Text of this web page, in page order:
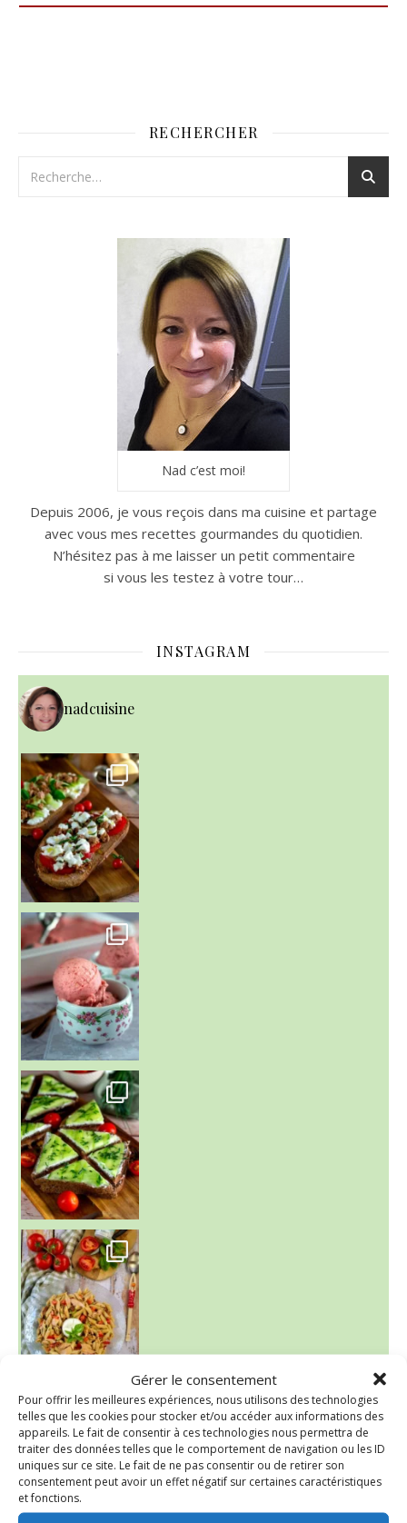
Gérer le consentement
Pour offrir les meilleures expériences, nous utilisons des technologies
telles que les cookies pour stocker et/ou accéder aux informations des
appareils. Le fait de consentir à ces technologies nous permettra de
traiter des données telles que le comportement de navigation ou les ID
uniques sur ce site. Le fait de ne pas consentir ou de retirer son
consentement peut avoir un effet négatif sur certaines caractéristiques
et fonctions.
RECHERCHER
Nad c’est moi!
Depuis 2006, je vous reçois dans ma cuisine et partage
avec vous mes recettes gourmandes du quotidien.
N’hésitez pas à me laisser un petit commentaire
si vous les testez à votre tour…
INSTAGRAM
nadcuisine
~ NICE CREAM À LA FRAISE ~
Presque un mois que
~ SALADE DE PÂTES AUX DEUX TOMATES THON ET BURRA
~ FINANCIERS MYRTILLES ET CITRON ~
Aujourd'hu